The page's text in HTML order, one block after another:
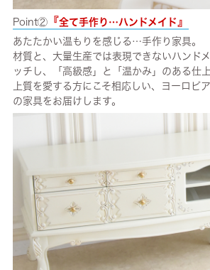
Point②『全て手作り…ハンドメイド 』
あたたかい温もりを感じる…手作り家具。
材質と、大量生産では表現できないハンド
ッチし、「高級感」と「温かみ」のある仕上
上質を愛する方にこそ相応しい、ヨーロピ
の家具をお届けします。